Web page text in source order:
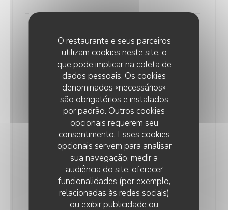
O restaurante e seus parceiros
utilizam cookies neste site, o
que pode implicar na coleta de
dados pessoais. Os cookies
denominados «necessários»
são obrigatórios e instalados
por padrão. Outros cookies
opcionais requerem seu
consentimento. Esses cookies
opcionais servem para analisar
sua navegação, medir a
audiência do site, oferecer
funcionalidades (por exemplo,
relacionadas às redes sociais)
ou exibir publicidade ou
HONEY AND SPICES SAUCE
Lista de alergénios
28,00 EUR
DUCK BREAST, CHERRY SAUCE,
MASHED SWEET POTATOES
Lista de alergénios
28,00 EUR
BLACK ANGUS CHUCK TENDER
SHOULDER, BÉARNAISE SAUCE,
SEASONAL VEGETABLE, SAUTEED